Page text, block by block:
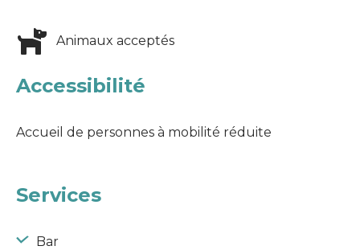
Animaux acceptés
Accessibilité
Accueil de personnes à mobilité réduite
Services
Bar